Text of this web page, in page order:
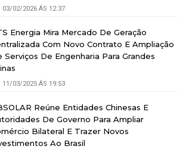
03/02/2026 ÁS 12:37
Energia Mira Mercado De Geração
Com Novo Contrato E Ampliação
Serviços De Engenharia Para Grandes
11/03/2025 ÁS 19:53
Reúne Entidades Chinesas E
De Governo Para Ampliar
Bilateral E Trazer Novos
Ao Brasil